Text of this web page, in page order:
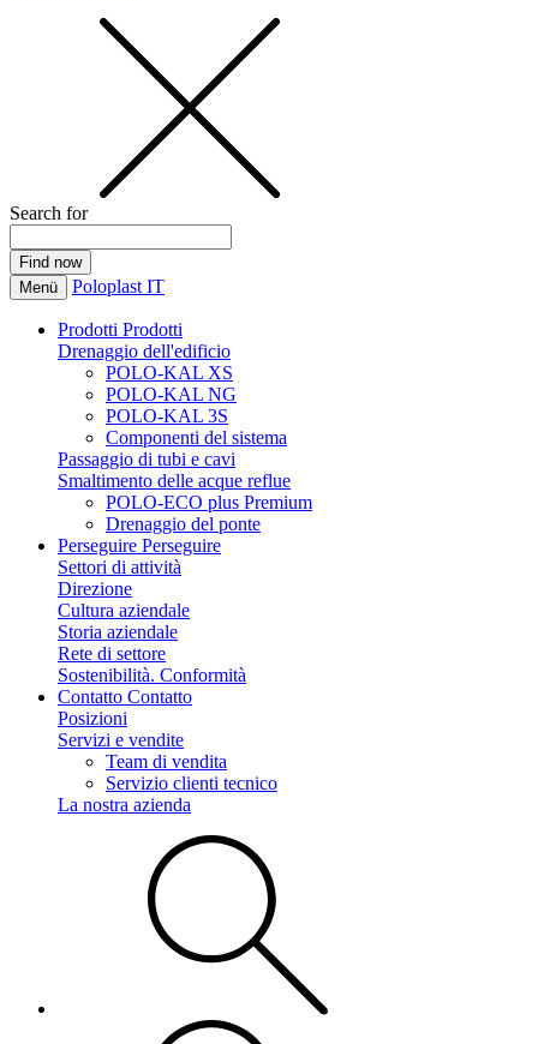
Search for
Menü Poloplast IT
Prodotti Prodotti
Drenaggio dell'edificio
POLO-KAL XS
POLO-KAL NG
POLO-KAL 3S
Componenti del sistema
Passaggio di tubi e cavi
Smaltimento delle acque reflue
POLO-ECO plus Premium
Drenaggio del ponte
Perseguire Perseguire
Settori di attività
Direzione
Cultura aziendale
Storia aziendale
Rete di settore
Sostenibilità. Conformità
Contatto Contatto
Posizioni
Servizi e vendite
Team di vendita
Servizio clienti tecnico
La nostra azienda